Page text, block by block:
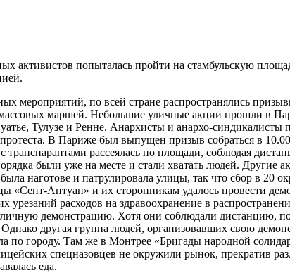
активистов попыталась пройти на стамбульскую
мероприятий, по всей стране распространялись
маршей. Небольшие уличные акции прошли в
Тулузе и Ренне. Анархисты и анархо-синдикалисты
В Париже был выпущен призыв собраться в
транспарантами рассеялась по площади, соблюдая
были уже на месте и стали хватать людей. Другие
наготове и патрулировала улицы, так что сбор в 20
«Сент-Антуан» и их сторонникам удалось провести
урезаний расходов на здравоохранение в
демонстрацию. Хотя они соблюдали дистанцию,
другая группа людей, организовавших свою
по городу. Там же в Монтрее «Бригады народной
спецназовцев не окружили рынок, прекратив
еда.